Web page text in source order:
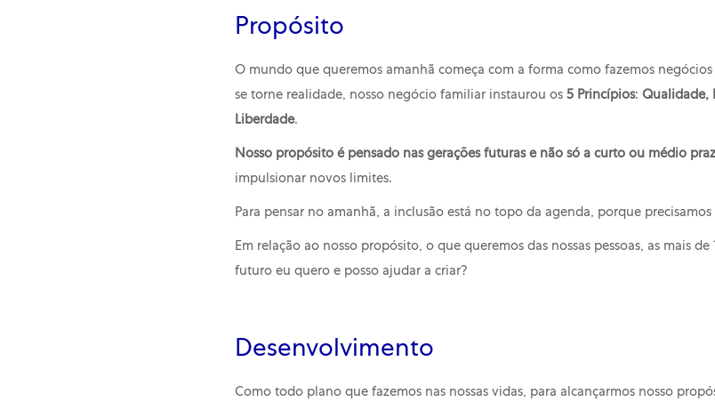
Propósito
O mundo que queremos amanhã começa com a forma como fazemos
se torne realidade, nosso negócio familiar instaurou os5 Princípios:Qualidade,
Liberdade.
Nosso propósito é pensado nas gerações futuras e não só a curto ou médio
impulsionar novos limites.
Para pensar no amanhã, a inclusão está no topo da agenda, porque
Em relação ao nosso propósito, o que queremos das nossas pessoas, as mais
futuro eu quero e posso ajudar a criar?
Desenvolvimento
Como todo plano que fazemos nas nossas vidas, para alcançarmos nosso